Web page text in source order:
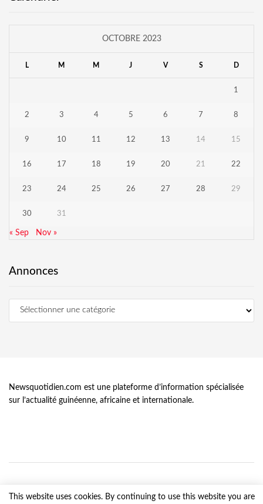
OCTOBRE 2023
L M M J V S D
1
2 3 4 5 6 7 8
9 10 11 12 13 14 15
16 17 18 19 20 21 22
23 24 25 26 27 28 29
30 31
« Sep Nov »
Annonces
Newsquotidien.com est une plateforme d’information spécialisée
sur l’actualité guinéenne, africaine et internationale.
This website uses cookies. By continuing to use this website you are